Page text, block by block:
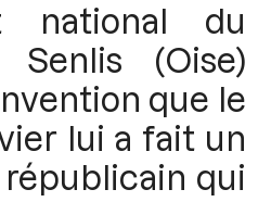
national du
(Oise)
que le
lui a fait un
qui